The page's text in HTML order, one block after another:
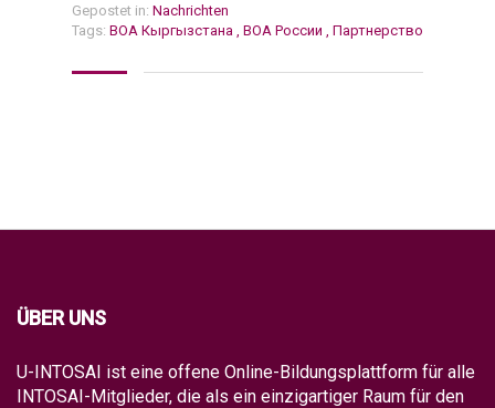
Gepostet in: Nachrichten
Tags: ВОА Кыргызстана ВОА России Партнерство
ÜBER UNS
U-INTOSAI ist eine offene Online-Bildungsplattform für alle
INTOSAI-Mitglieder, die als ein einzigartiger Raum für den